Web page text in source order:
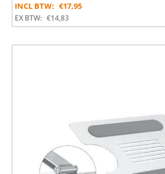
INCL BTW: €17,95
EX BTW: €14,83